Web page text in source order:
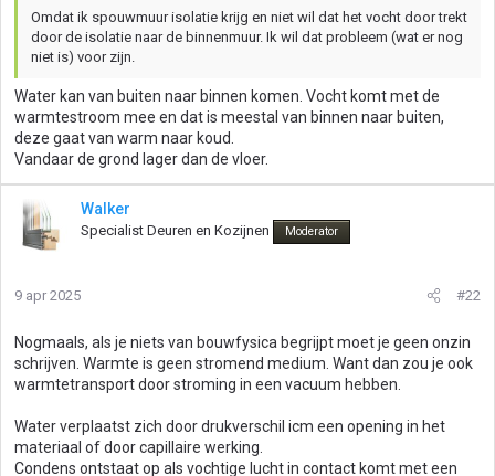
Omdat ik spouwmuur isolatie krijg en niet wil dat het vocht door trekt
door de isolatie naar de binnenmuur. Ik wil dat probleem (wat er nog
niet is) voor zijn.
Water kan van buiten naar binnen komen. Vocht komt met de
warmtestroom mee en dat is meestal van binnen naar buiten,
deze gaat van warm naar koud.
Vandaar de grond lager dan de vloer.
Walker
Specialist Deuren en Kozijnen Moderator
9 apr 2025 #22
Nogmaals, als je niets van bouwfysica begrijpt moet je geen onzin
schrijven. Warmte is geen stromend medium. Want dan zou je ook
warmtetransport door stroming in een vacuum hebben.
Water verplaatst zich door drukverschil icm een opening in het
materiaal of door capillaire werking.
Condens ontstaat op als vochtige lucht in contact komt met een